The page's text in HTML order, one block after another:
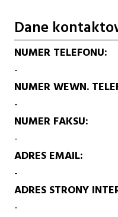
Dane
NUMER TELEFONU
-
NUMER WEWN.
-
NUMER FAKSU
-
ADRES EMAIL
-
ADRES STRONY
-